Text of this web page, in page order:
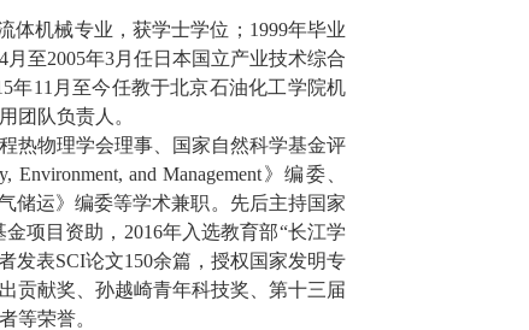
体机械专业，获学士学位； 1999年毕业
4月至2005年3月任日本国立产业技术综合
年11 月至今任教于北京石油化工学院机
团队负责人。
热物理学会理事、国家自然科学基金评
Environment, and Management》编委、
储运》编委等学术兼职。先后主持国家
项目资助， 2016年入选教育部“长江学
发表SCI论文150余篇，授权国家发明专
贡献奖、孙越崎青年科技奖、第十三届
等荣誉。